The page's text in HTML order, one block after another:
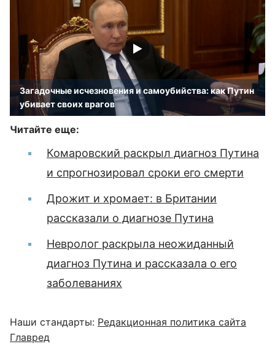
Загадочные исчезновения и самоубийства: как Путин
убивает своих врагов
Читайте еще:
Комаровский раскрыл диагноз Путина
и спрогнозировал сроки его смерти
Дрожит и хромает: в Британии
рассказали о диагнозе Путина
Невролог раскрыла неожиданный
диагноз Путина и рассказала о его
заболеваниях
Наши стандарты: Редакционная политика сайта
Главред